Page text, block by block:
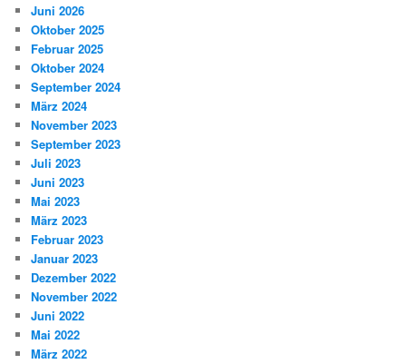
n
Juni 2026
Oktober 2025
Februar 2025
Oktober 2024
September 2024
März 2024
November 2023
September 2023
Juli 2023
Juni 2023
Mai 2023
März 2023
Februar 2023
Januar 2023
Dezember 2022
November 2022
Juni 2022
Mai 2022
März 2022